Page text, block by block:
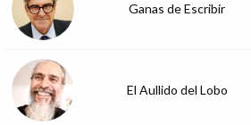
Ganas de Escribir
El Aullido del Lobo